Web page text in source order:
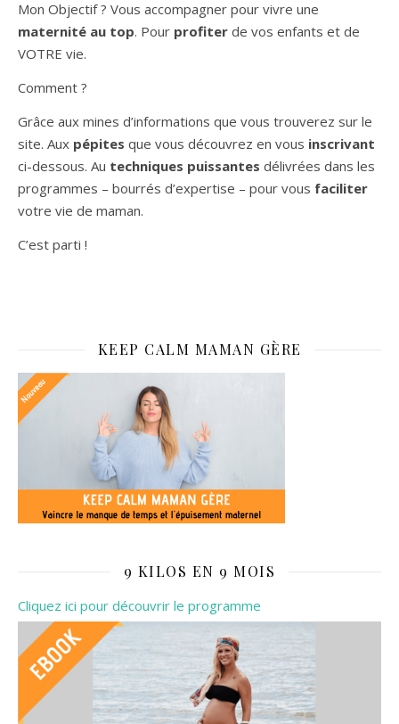
Mon Objectif ? Vous accompagner pour vivre une
maternité au top. Pour profiter de vos enfants et de
VOTRE vie.
Comment ?
Grâce aux mines d’informations que vous trouverez sur le
site. Aux pépites que vous découvrez en vous inscrivant
ci-dessous. Au techniques puissantes délivrées dans les
programmes – bourrés d’expertise – pour vous faciliter
votre vie de maman.
C’est parti !
KEEP CALM MAMAN GÈRE
9 KILOS EN 9 MOIS
Cliquez ici pour découvrir le programme